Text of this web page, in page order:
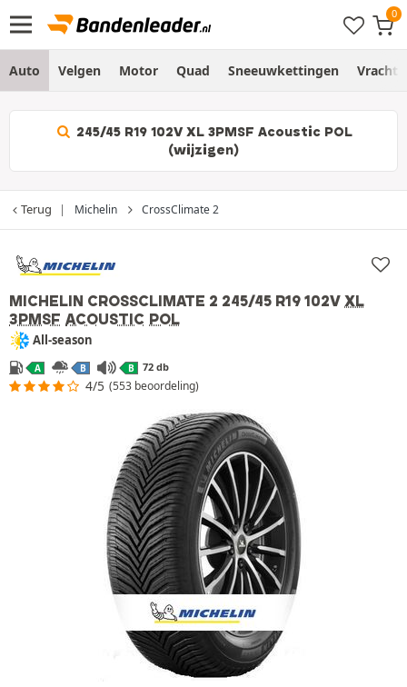
Auto Velgen Motor Quad Sneeuwkettingen
245/45 R19 102V XL 3PMSF Acoustic POL
(wijzigen)
Terug Michelin CrossClimate 2
MICHELIN CROSSCLIMATE 2 245/45 R19 102V XL
3PMSF ACOUSTIC POL
All-season
A B B 72 db
4/5 (553 beoordeling)